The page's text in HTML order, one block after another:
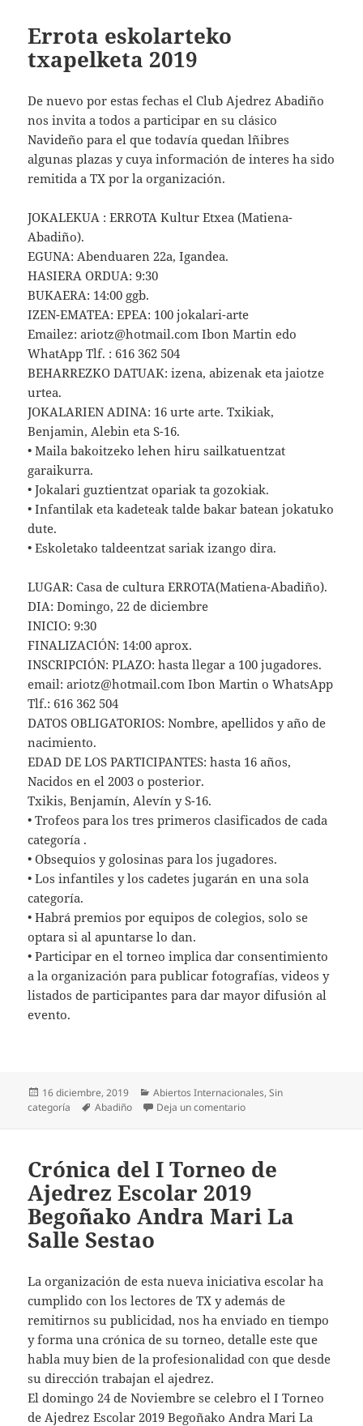
Errota eskolarteko
txapelketa 2019
De nuevo por estas fechas el Club Ajedrez Abadiño
nos invita a todos a participar en su clásico
Navideño para el que todavía quedan lñibres
algunas plazas y cuya información de interes ha sido
remitida a TX por la organización.
JOKALEKUA : ERROTA Kultur Etxea (Matiena-
Abadiño).
EGUNA: Abenduaren 22a, Igandea.
HASIERA ORDUA: 9:30
BUKAERA: 14:00 ggb.
IZEN-EMATEA: EPEA: 100 jokalari-arte
Emailez: ariotz@hotmail.com Ibon Martin edo
WhatApp Tlf. : 616 362 504
BEHARREZKO DATUAK: izena, abizenak eta jaiotze
urtea.
JOKALARIEN ADINA: 16 urte arte. Txikiak,
Benjamin, Alebin eta S-16.
• Maila bakoitzeko lehen hiru sailkatuentzat
garaikurra.
• Jokalari guztientzat opariak ta gozokiak.
• Infantilak eta kadeteak talde bakar batean jokatuko
dute.
• Eskoletako taldeentzat sariak izango dira.
LUGAR: Casa de cultura ERROTA(Matiena-Abadiño).
DIA: Domingo, 22 de diciembre
INICIO: 9:30
FINALIZACIÓN: 14:00 aprox.
INSCRIPCIÓN: PLAZO: hasta llegar a 100 jugadores.
email: ariotz@hotmail.com Ibon Martin o WhatsApp
Tlf.: 616 362 504
DATOS OBLIGATORIOS: Nombre, apellidos y año de
nacimiento.
EDAD DE LOS PARTICIPANTES: hasta 16 años,
Nacidos en el 2003 o posterior.
Txikis, Benjamín, Alevín y S-16.
• Trofeos para los tres primeros clasificados de cada
categoría .
• Obsequios y golosinas para los jugadores.
• Los infantiles y los cadetes jugarán en una sola
categoría.
• Habrá premios por equipos de colegios, solo se
optara si al apuntarse lo dan.
• Participar en el torneo implica dar consentimiento
a la organización para publicar fotografías, videos y
listados de participantes para dar mayor difusión al
evento.
Publicado
el
16 diciembre, 2019 Categorías
Abiertos Internacionales,Sin
categoría
Etiquetas
Abadiño Deja un comentarioen Errota eskolarteko
Crónica del I Torneo de
Ajedrez Escolar 2019
Begoñako Andra Mari La
Salle Sestao
La organización de esta nueva iniciativa escolar ha
cumplido con los lectores de TX y además de
remitirnos su publicidad, nos ha enviado en tiempo
y forma una crónica de su torneo, detalle este que
habla muy bien de la profesionalidad con que desde
su dirección trabajan el ajedrez.
El domingo 24 de Noviembre se celebro el I Torneo
de Ajedrez Escolar 2019 Begoñako Andra Mari La